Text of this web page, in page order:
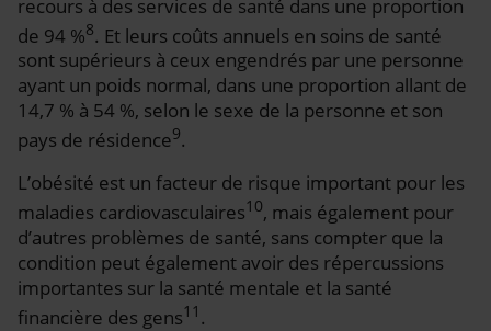
recours à des services de santé dans une proportion
de 94 %8. Et leurs coûts annuels en soins de santé
sont supérieurs à ceux engendrés par une personne
ayant un poids normal, dans une proportion allant de
14,7 % à 54 %, selon le sexe de la personne et son
pays de résidence9.
L’obésité est un facteur de risque important pour les
maladies cardiovasculaires10, mais également pour
d’autres problèmes de santé, sans compter que la
condition peut également avoir des répercussions
importantes sur la santé mentale et la santé
financière des gens11 .